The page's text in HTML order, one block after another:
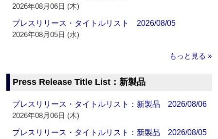
2026年08月06日 (木)
プレスリリース・タイトルリスト 2026/08/05
2026年08月05日 (水)
もっと見る »
Press Release Title List：新製品
プレスリリース・タイトルリスト：新製品 2026/08/06
2026年08月06日 (木)
プレスリリース・タイトルリスト：新製品 2026/08/05